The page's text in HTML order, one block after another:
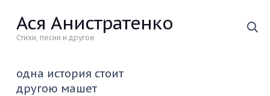
Ася Анистратенко
Стихи, песни и другое
одна история стоит
другою машет